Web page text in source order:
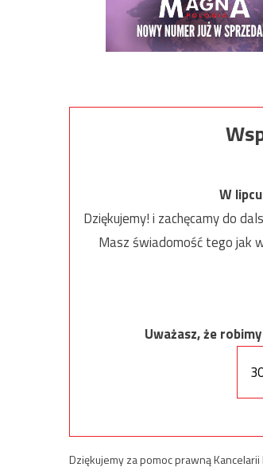
W
Dziękujemy! i zachęcamy do
Masz świadomość tego jak
Uważasz, że
Dziękujemy za pomoc prawną